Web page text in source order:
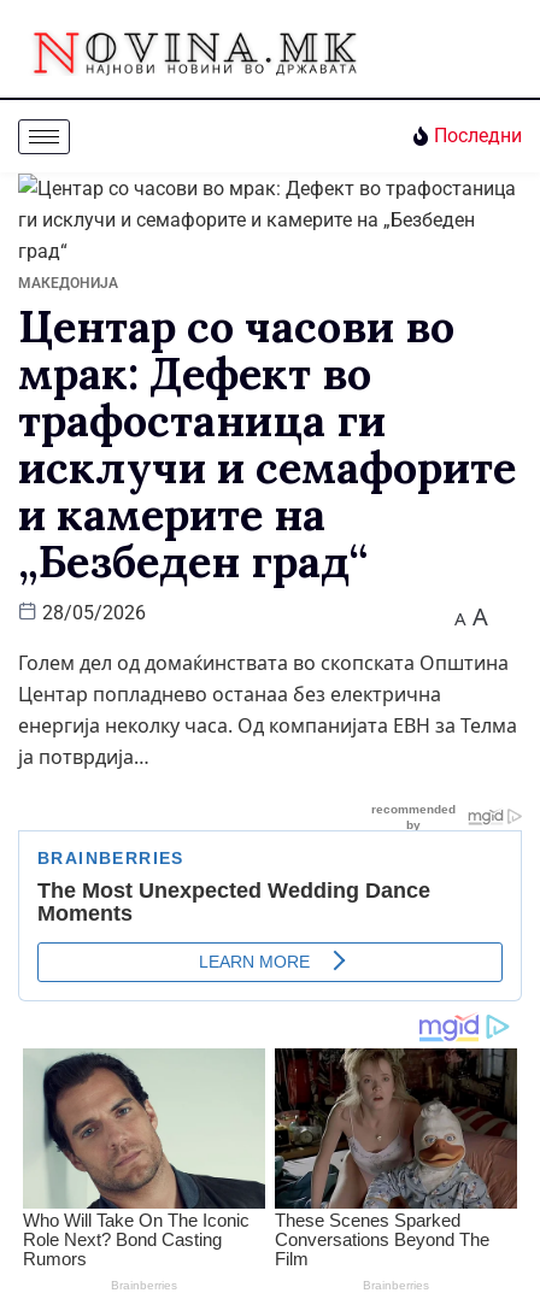
Последни
МАКЕДОНИЈА
Центар со часови во
мрак: Дефект во
трафостаница ги
исклучи и семафорите
и камерите на
„Безбеден град“
28/05/2026 A A
Голем дел од домаќинствата во скопската Општина
Центар попладнево останаа без електрична
енергија неколку часа. Од компанијата ЕВН за Телма
ја потврдија…